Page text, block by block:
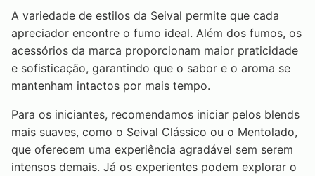
A variedade de estilos da Seival permite que cada
apreciador encontre o fumo ideal. Além dos fumos, os
acessórios da marca proporcionam maior praticidade
e sofisticação, garantindo que o sabor e o aroma se
mantenham intactos por mais tempo.
Para os iniciantes, recomendamos iniciar pelos blends
mais suaves, como o Seival Clássico ou o Mentolado,
que oferecem uma experiência agradável sem serem
intensos demais. Já os experientes podem explorar o